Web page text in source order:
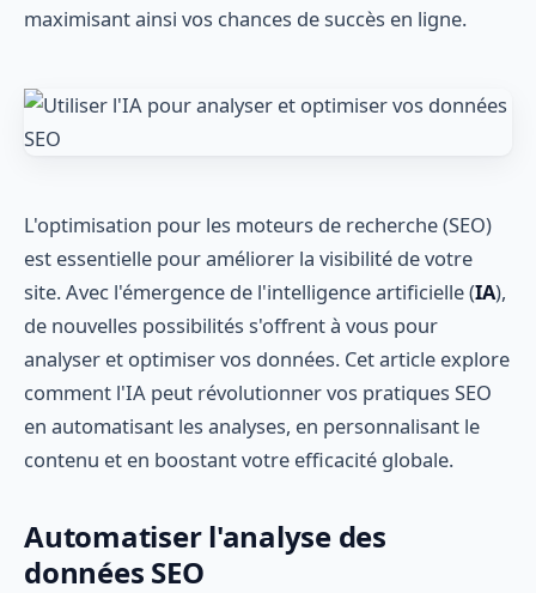
maximisant ainsi vos chances de succès en ligne.
L'optimisation pour les moteurs de recherche (SEO)
est essentielle pour améliorer la visibilité de votre
site. Avec l'émergence de l'intelligence artificielle (IA),
de nouvelles possibilités s'offrent à vous pour
analyser et optimiser vos données. Cet article explore
comment l'IA peut révolutionner vos pratiques SEO
en automatisant les analyses, en personnalisant le
contenu et en boostant votre efficacité globale.
Automatiser l'analyse des
données SEO